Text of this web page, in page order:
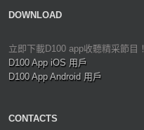
DOWNLOAD
立即下載D100 app收聽精采節目！
D100 App iOS 用戶
D100 App Android 用戶
CONTACTS